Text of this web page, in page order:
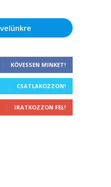
KÖVESSEN MINKET!
CSATLAKOZZON!
IRATKOZZON FEL!